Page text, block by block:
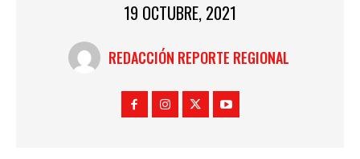
19 OCTUBRE, 2021
REDACCIÓN REPORTE REGIONAL